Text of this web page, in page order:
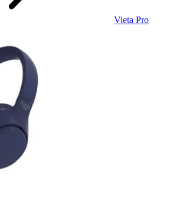
Vieta Pro